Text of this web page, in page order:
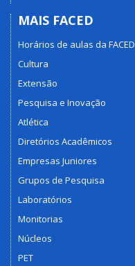
MAIS FACED
Horários de aulas da FACED
Cultura
Extensão
Pesquisa e Inovação
Atlética
Diretórios Acadêmicos
Empresas Juniores
Grupos de Pesquisa
Laboratórios
Monitorias
Núcleos
PET